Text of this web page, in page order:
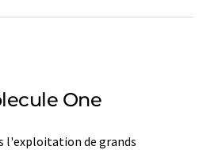
One
l'exploitation de grands